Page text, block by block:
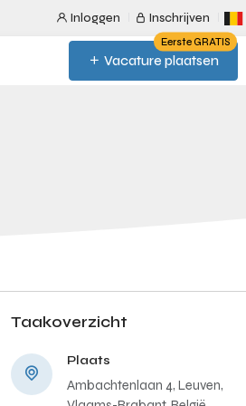
Inloggen Inschrijven
Vacature plaatsen
Eerste GRATIS
Taakoverzicht
Plaats
Ambachtenlaan 4, Leuven,